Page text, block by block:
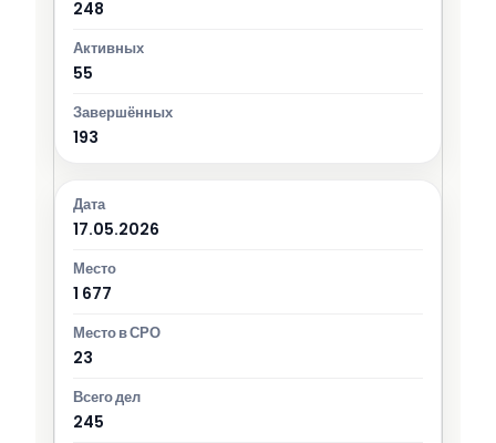
248
55
193
17.05.2026
1 677
23
245